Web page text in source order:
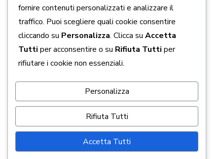
Privacy policy
Cookie policy
Seguici Sui Social
Copyright 2026Associazione "Speranza per la Vita"
fornire contenuti personalizzati e analizzare il
traffico. Puoi scegliere quali cookie consentire
cliccando su Personalizza. Clicca su Accetta
Tutti per acconsentire o su Rifiuta Tutti per
rifiutare i cookie non essenziali.
Personalizza
Rifiuta Tutti
Accetta Tutti